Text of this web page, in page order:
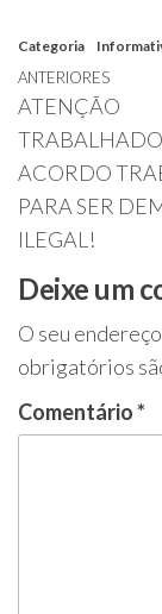
Categoria
de
Post
Post
anterior
ANTERIORES
ATENÇÃO
ACORDO
PARA SER
ILEGAL!
Deixe um
O seu
obrigatórios
Comentário*